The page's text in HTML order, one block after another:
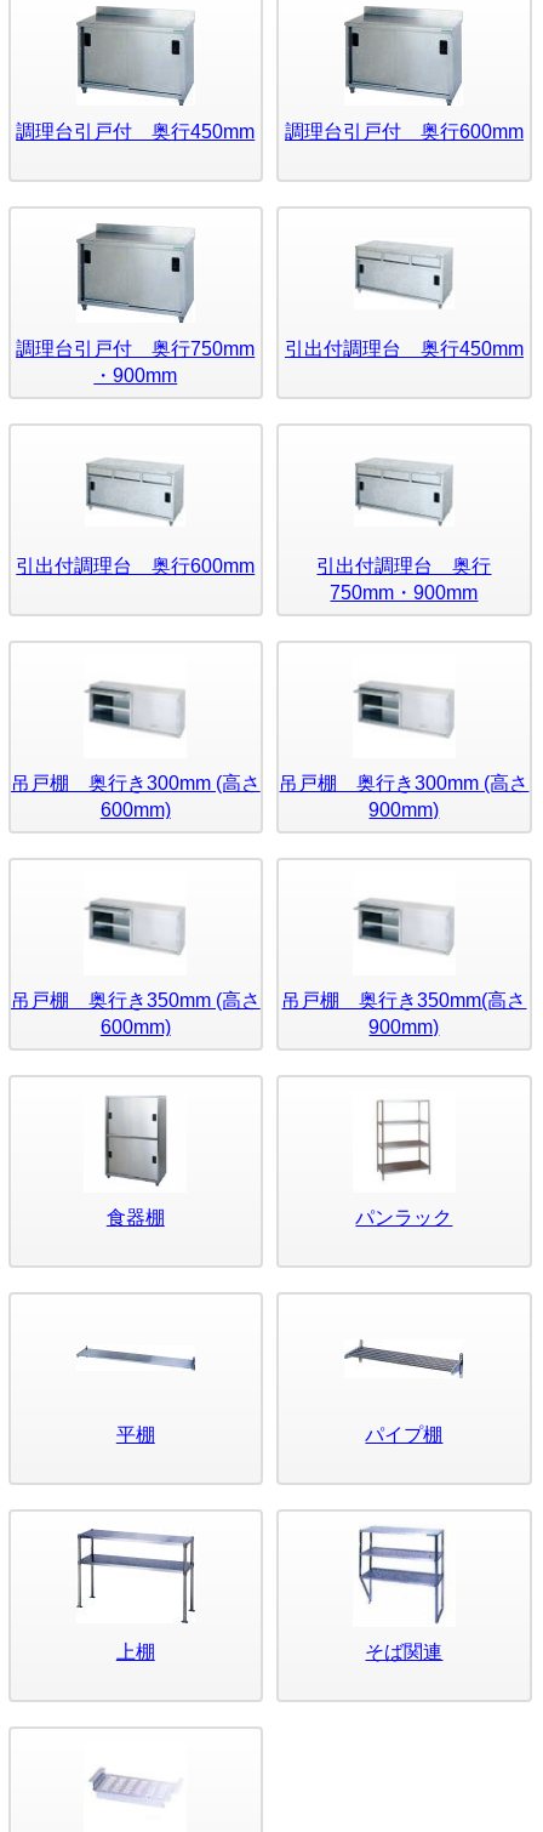
調理台引戸付 奥行450mm 調理台引戸付 奥行600mm
調理台引戸付 奥行750mm
・900mm
引出付調理台 奥行450mm
引出付調理台 奥行600mm
引出付調理台 奥行
750mm・900mm
吊戸棚 奥行き300mm (高さ
600mm)
吊戸棚 奥行き300mm (高さ
900mm)
吊戸棚 奥行き350mm (高さ
600mm)
吊戸棚 奥行き350mm(高さ
900mm)
食器棚 パンラック
平棚 パイプ棚
上棚 そば関連